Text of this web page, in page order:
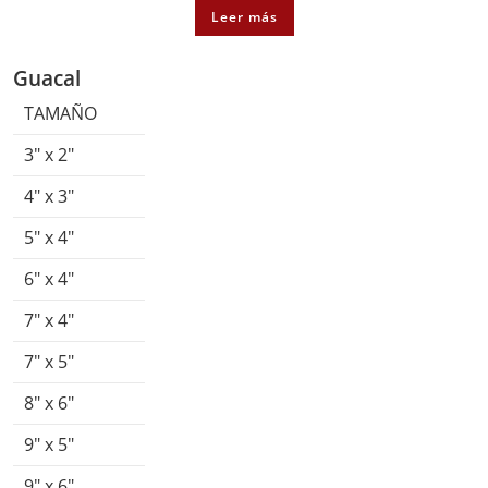
Leer más
Guacal
TAMAÑO
3″ x 2″
4″ x 3″
5″ x 4″
6″ x 4″
7″ x 4″
7″ x 5″
8″ x 6″
9″ x 5″